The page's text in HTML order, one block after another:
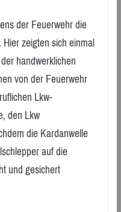
der Feuerwehr die
zeigten sich einmal
handwerklichen
von der Feuerwehr
Lkw-
den Lkw
die Kardanwelle
auf die
und gesichert